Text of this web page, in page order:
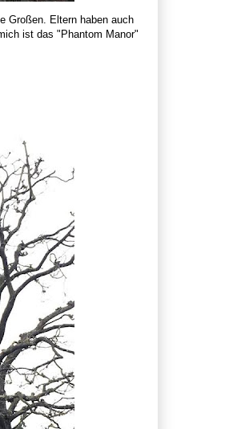
Großen. Eltern haben auch
ist das "Phantom Manor"